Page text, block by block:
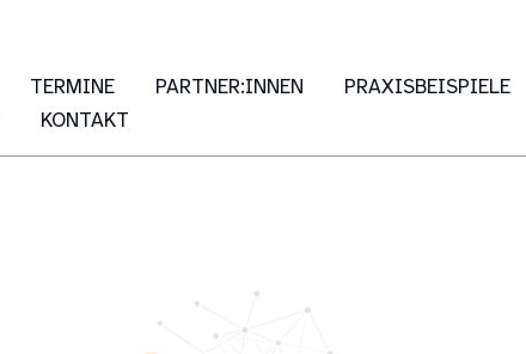
TERMINE PARTNER:INNEN PRAXISBEISPIELE
KONTAKT